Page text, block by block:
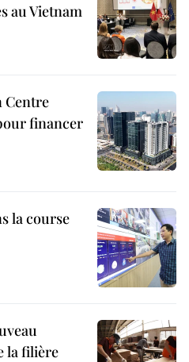
au Vietnam
Centre
financer
la course
la filière